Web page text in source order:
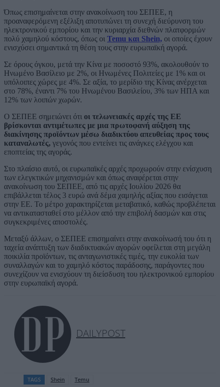
Όπως επισημαίνεται στην ανακοίνωση του ΣΕΠΕΕ, η
προαναφερόμενη εξέλιξη αποτυπώνει τη συνεχή διεύρυνση του
ηλεκτρονικού εμπορίου και την κυριαρχία διεθνών πλατφορμών
πολύ χαμηλού κόστους, όπως οι Temu και Shein, οι οποίες έχουν
ενισχύσει σημαντικά τη θέση τους στην ευρωπαϊκή αγορά.
Σε όρους όγκου, μετά την Κίνα με ποσοστό 93%, ακολουθούν το
Ηνωμένο Βασίλειο με 2%, οι Ηνωμένες Πολιτείες με 1% και οι
υπόλοιπες χώρες με 4%. Σε αξία, το μερίδιο της Κίνας ανέρχεται
στο 78%, έναντι 7% του Ηνωμένου Βασιλείου, 3% των ΗΠΑ και
12% των λοιπών χωρών.
Ο ΣΕΠΕΕ σημειώνει ότι οι τελωνειακές αρχές της ΕΕ
βρίσκονται αντιμέτωπες με μια πρωτοφανή αύξηση της
διακίνησης προϊόντων μέσω διαδικτύου απευθείας προς τους
καταναλωτές, γεγονός που εντείνει τις ανάγκες ελέγχου και
εποπτείας της αγοράς.
Στο πλαίσιο αυτό, οι ευρωπαϊκές αρχές προχωρούν στην ενίσχυση
των ελεγκτικών μηχανισμών και όπως αναφέρεται στην
ανακοίνωση του ΣΕΠΕΕ, από τις αρχές Ιουλίου 2026 θα
επιβάλλεται τέλος 3 ευρώ ανά δέμα χαμηλής αξίας που εισάγεται
στην ΕΕ. Το μέτρο χαρακτηρίζεται μεταβατικό, καθώς προβλέπεται
να αντικατασταθεί στο μέλλον από την επιβολή δασμών και στις
συγκεκριμένες αποστολές.
Μεταξύ άλλων, ο ΣΕΠΕΕ επισημαίνει στην ανακοίνωσή του ότι η
ταχεία ανάπτυξη των διαδικτυακών αγορών οφείλεται στη μεγάλη
ποικιλία προϊόντων, τις ανταγωνιστικές τιμές, την ευκολία των
συναλλαγών και το χαμηλό κόστος παράδοσης, παράγοντες που
συνεχίζουν να ενισχύουν τη διείσδυση του ηλεκτρονικού εμπορίου
στην ευρωπαϊκή αγορά.
DAILYPOST
TAGS Shein Temu